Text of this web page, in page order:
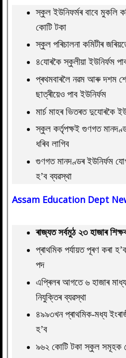
স্কুল ইউনিফৰ্মৰ বাবে মুকলি
কোটি টকা
স্কুল পৰিচালনা কমিটীৰ
৪যোৰকৈ স্কুলীয়া ইউনিৰ্ফম
প্ৰথমবাৰলৈ নৱম আৰু দশম
ছাত্ৰীয়েও পাব ইউনিৰ্ফম
মাৰ্চ মাহৰ ভিতৰত দুযোৰকৈ
স্কুল কৰ্তৃপক্ষই গুণগত
ধৰিব লাগিব
গুণগত মানদণ্ডৰ ইউনিৰ্ফম
হ’ব ব্যৱস্থা
Assam Education Dept
ৰাজ্যত সৰ্বমুঠ ২৩ হাজাৰ
প্ৰাথমিক পৰ্যায়ত পূৰণ কৰা
পদ
এপ্ৰিলৰ আগতে ৬ হাজাৰ
নিযুক্তিৰ ব্যৱস্থা
৪৯৯৩খন প্ৰাথমিক-মধ্য
হ’ব
৯৬২ কোটি টকা স্কুল সমূহক